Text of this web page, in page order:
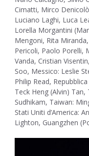
Cimatti, Mirco
Luciano Laghi, Luca
Lorella Morgantini
Mengoni, Rita
Pericoli, Paolo Porelli,
Vanda, Cristian
Soo, Messico: Leslie
Philip Read,
Teck Heng (Alvin)
Sudhikam, Taiwan:
Stati Uniti d’America:
Lighton, Guangzhen